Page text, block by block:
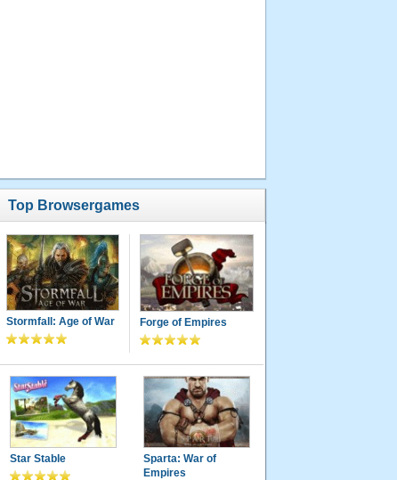
Top Browsergames
Stormfall: Age of War Forge of Empires
Star Stable
Sparta: War of
Empires